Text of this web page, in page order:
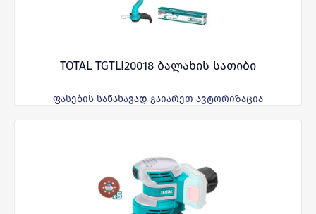
TOTAL TGTLI20018 ბალახის სათიბი
ფასების სანახავად გაიარეთ ავტორიზაცია